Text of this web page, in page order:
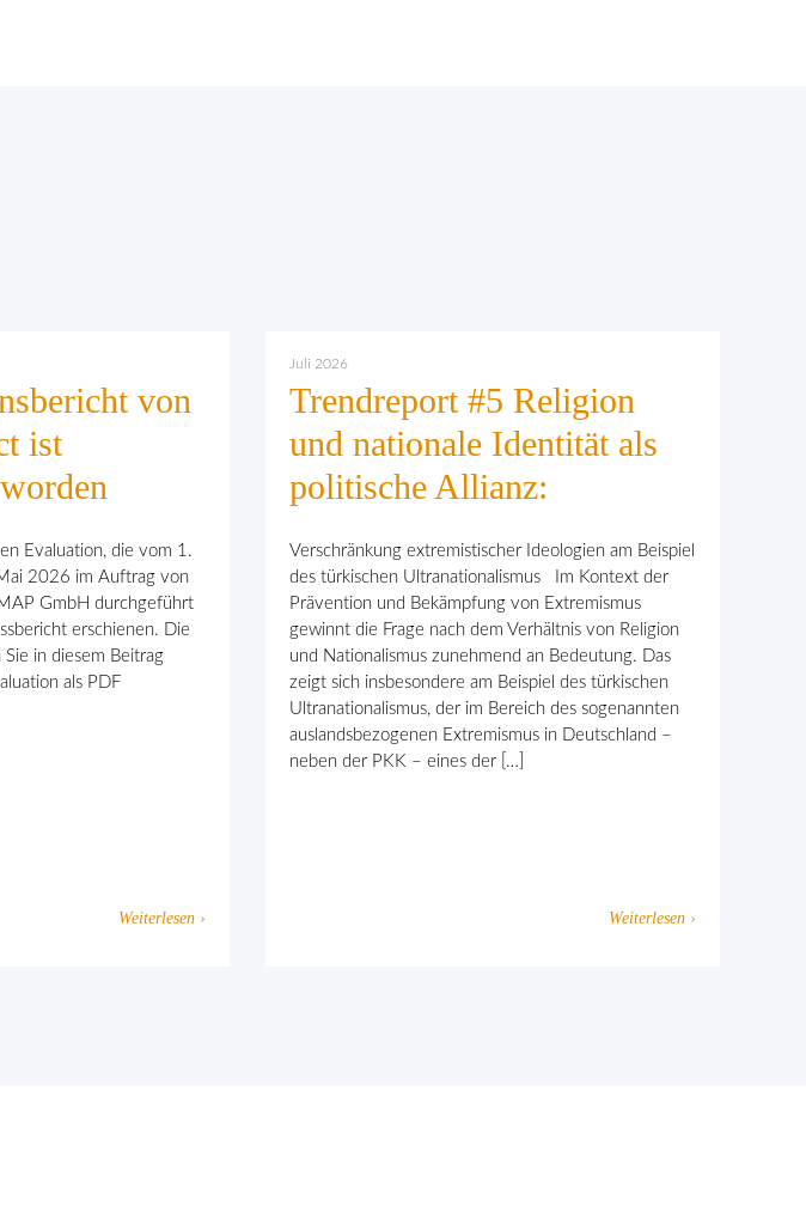
von
ist
Evaluation, die vom 1.
2026 im Auftrag von
GmbH durchgeführt
erschienen. Die
in diesem Beitrag
als PDF
Weiterlesen ›
Juli 2026
Trendreport #5 Religion
und nationale Identität als
politische Allianz:
Verschränkung extremistischer Ideologien am Beispiel
des türkischen Ultranationalismus Im Kontext der
Prävention und Bekämpfung von Extremismus
gewinnt die Frage nach dem Verhält­nis von Religion
und Nationalismus zunehmend an Bedeutung. Das
zeigt sich insbesondere am Beispiel des türkischen
Ultranationalismus, der im Bereich des sogenannten
auslandsbezogenen Extremismus in Deutschland –
neben der PKK – eines der […]
Weiterlesen ›